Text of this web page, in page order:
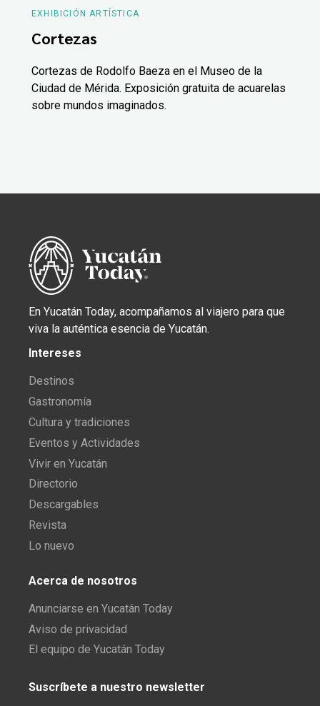
EXHIBICIÓN ARTÍSTICA
Cortezas
Cortezas de Rodolfo Baeza en el Museo de la
Ciudad de Mérida. Exposición gratuita de acuarelas
sobre mundos imaginados.
En Yucatán Today, acompañamos al viajero para que
viva la auténtica esencia de Yucatán.
Intereses
Destinos
Gastronomía
Cultura y tradiciones
Eventos y Actividades
Vivir en Yucatán
Directorio
Descargables
Revista
Lo nuevo
Acerca de nosotros
Anunciarse en Yucatán Today
Aviso de privacidad
El equipo de Yucatán Today
Suscríbete a nuestro newsletter